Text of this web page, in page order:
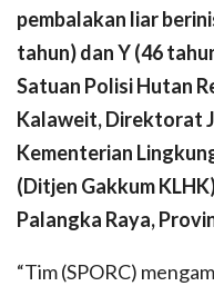
pembalakan liar
tahun) dan Y (46
Satuan Polisi Hutan
Kalaweit, Direktorat
Kementerian
(Ditjen Gakkum
Palangka Raya,
“Tim (SPORC)